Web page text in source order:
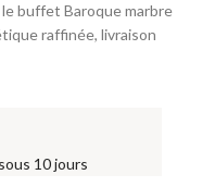
buffet Baroque marbre
raffinée, livraison
10 jours